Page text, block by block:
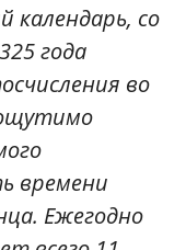
календарь, со
года
во
времени
Ежегодно